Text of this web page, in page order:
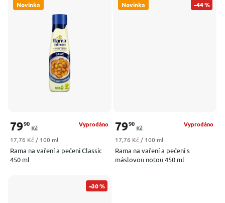
Novinka
Rama na vaření a pečení Classic
450 ml
Vyprodáno
7990
Kč
Měrná cena:
17,76 Kč / 100 ml
Novinka –44 %
Rama na vaření a pečení s
máslovou notou 450 ml
Vyprodáno
7990
Kč
Měrná cena:
17,76 Kč / 100 ml
–30 %